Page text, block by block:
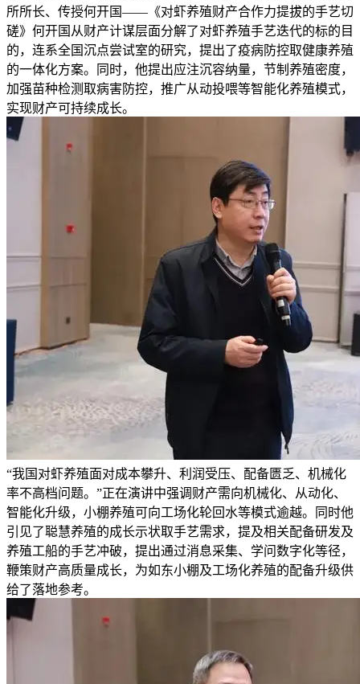
所所长、传授何开国——《对虾养殖财产合作力提拔的手艺切
磋》何开国从财产计谋层面分解了对虾养殖手艺迭代的标的目
的，连系全国沉点尝试室的研究，提出了疫病防控取健康养殖
的一体化方案。同时，他提出应注沉容纳量，节制养殖密度，
加强苗种检测取病害防控，推广从动投喂等智能化养殖模式，
实现财产可持续成长。
“我国对虾养殖面对成本攀升、利润受压、配备匮乏、机械化
率不高档问题。”正在演讲中强调财产需向机械化、从动化、
智能化升级，小棚养殖可向工场化轮回水等模式逾越。同时他
引见了聪慧养殖的成长示状取手艺需求，提及相关配备研发及
养殖工船的手艺冲破，提出通过消息采集、学问数字化等径，
鞭策财产高质量成长，为如东小棚及工场化养殖的配备升级供
给了落地参考。